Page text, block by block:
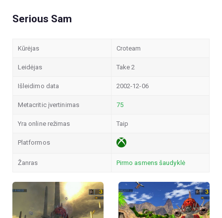
Serious Sam
Kūrėjas Croteam
Leidėjas Take 2
Išleidimo data 2002-12-06
Metacritic įvertinimas 75
Yra online režimas Taip
Platformos
Žanras Pirmo asmens šaudyklė